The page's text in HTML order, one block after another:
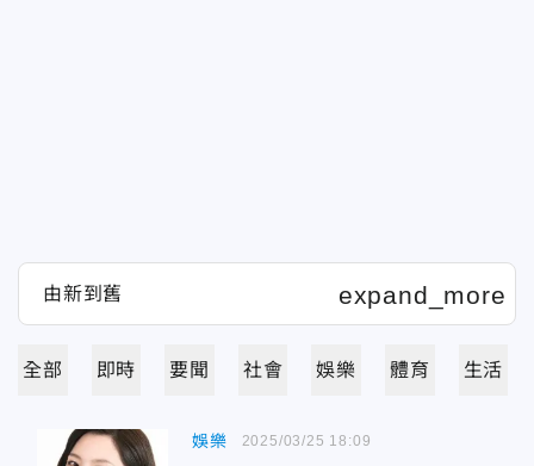
全部 即時 要聞 社會 娛樂 體育 生活
娛樂 2025/03/25 18:09